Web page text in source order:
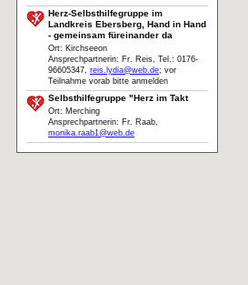
Herz-Selbsthilfegruppe im
Landkreis Ebersberg, Hand in Hand
- gemeinsam füreinander da
Ort: Kirchseeon
Ansprechpartnerin: Fr. Reis, Tel.: 0176-
96605347, reis.lydia@web.de; vor
Teilnahme vorab bitte anmelden
Selbsthilfegruppe "Herz im Takt
Ort: Merching
Ansprechpartnerin: Fr. Raab,
monika.raab1@web.de